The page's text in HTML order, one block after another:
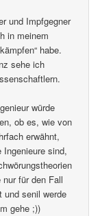
und Impfgegner
in meinem
habe.
sehe ich
würde
ob es, wie von
erwähnt,
sind,
für den Fall
und senil werde
gehe ;))